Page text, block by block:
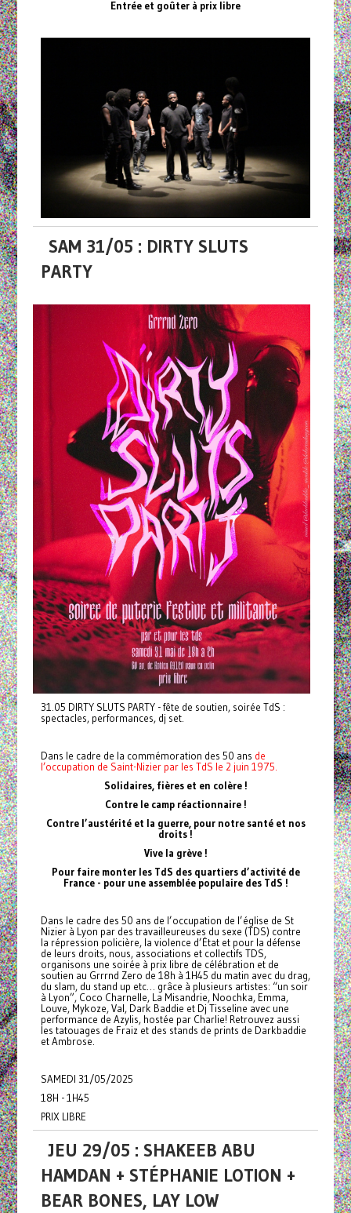
Entrée et goûter à prix libre
SAM 31/05 : DIRTY SLUTS
PARTY
31.05 DIRTY SLUTS PARTY - fête de soutien, soirée TdS :
spectacles, performances, dj set.
Dans le cadre de la commémoration des 50 ans de
l’occupation de Saint-Nizier par les TdS le 2 juin 1975.
Solidaires, fières et en colère !
Contre le camp réactionnaire !
Contre l’austérité et la guerre, pour notre santé et nos
droits !
Vive la grève !
Pour faire monter les TdS des quartiers d’activité de
France - pour une assemblée populaire des TdS !
Dans le cadre des 50 ans de l’occupation de l’église de St
Nizier à Lyon par des travailleureuses du sexe (TDS) contre
la répression policière, la violence d’État et pour la défense
de leurs droits, nous, associations et collectifs TDS,
organisons une soirée à prix libre de célébration et de
soutien au Grrrnd Zero de 18h à 1H45 du matin avec du drag,
du slam, du stand up etc… grâce à plusieurs artistes: “un soir
à Lyon”, Coco Charnelle, La Misandrie, Noochka, Emma,
Louve, Mykoze, Val, Dark Baddie et Dj Tisseline avec une
performance de Azylis, hostée par Charlie! Retrouvez aussi
les tatouages de Fraiz et des stands de prints de Darkbaddie
et Ambrose.
SAMEDI 31/05/2025
18H - 1H45
PRIX LIBRE
JEU 29/05 : SHAKEEB ABU
HAMDAN + STÉPHANIE LOTION +
BEAR BONES, LAY LOW